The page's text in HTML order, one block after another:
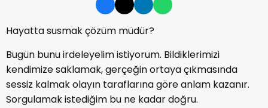
Hayatta susmak çözüm müdür?
Bugün bunu irdeleyelim istiyorum. Bildiklerimizi
kendimize saklamak, gerçeğin ortaya çıkmasında
sessiz kalmak olayın taraflarına göre anlam kazanır.
Sorgulamak istediğim bu ne kadar doğru.